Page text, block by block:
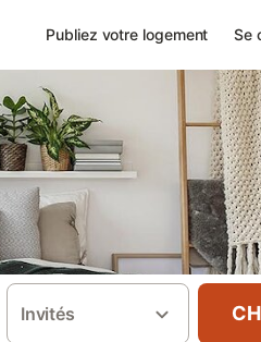
Publiez votre logement Se
Invités